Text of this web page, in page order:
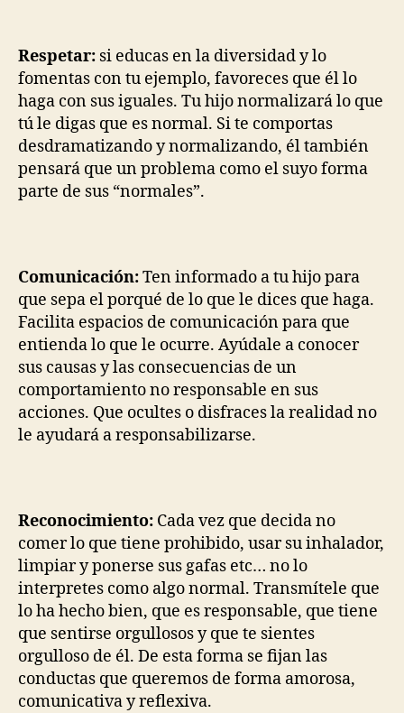
Respetar: si educas en la diversidad y lo
fomentas con tu ejemplo, favoreces que él lo
haga con sus iguales. Tu hijo normalizará lo que
tú le digas que es normal. Si te comportas
desdramatizando y normalizando, él también
pensará que un problema como el suyo forma
parte de sus “normales”.
Comunicación:Ten informado a tu hijo para
que sepa el porqué de lo que le dices que haga.
Facilita espacios de comunicación para que
entienda lo que le ocurre. Ayúdale a conocer
sus causas y las consecuencias de un
comportamiento no responsable en sus
acciones. Que ocultes o disfraces la realidad no
le ayudará a responsabilizarse.
Reconocimiento: Cada vez que decida no
comer lo que tiene prohibido, usar su inhalador,
limpiar y ponerse sus gafas etc… no lo
interpretes como algo normal. Transmítele que
lo ha hecho bien, que es responsable, que tiene
que sentirse orgullosos y que te sientes
orgulloso de él. De esta forma se fijan las
conductas que queremos de forma amorosa,
comunicativa y reflexiva.